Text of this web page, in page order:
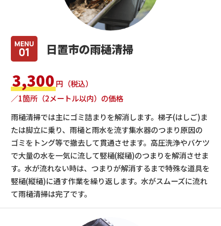
MENU
01 日置市の雨樋清掃
3,300 円（税込）
／1箇所（2メートル以内）の価格
雨樋清掃では主にゴミ詰まりを解消します。梯子(はしご)ま
たは脚立に乗り、雨樋と雨水を流す集水器のつまり原因の
ゴミをトング等で撤去して貫通させます。高圧洗浄やバケツ
で大量の水を一気に流して竪樋(縦樋)のつまりを解消させま
す。水が流れない時は、つまりが解消するまで特殊な道具を
竪樋(縦樋)に通す作業を繰り返します。水がスムーズに流れ
て雨樋清掃は完了です。